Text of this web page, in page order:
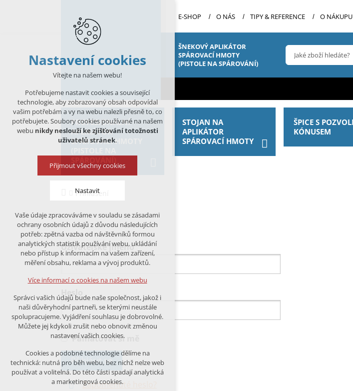
E-SHOP O NÁS TIPY & REFERENCE O NÁKUPU
ŠNEKOVÝ APLIKÁTOR
SPÁROVACÍ HMOTY
(PISTOLE NA SPÁROVÁNÍ)
PROFESIONÁLNÍ
APLIKÁTOR
SPÁROVACÍ HMOTY
STOJAN NA
APLIKÁTOR
SPÁROVACÍ HMOTY
ŠPICE S
KÓNUSEM
Přihlášení
Uživatelské jméno
Heslo
Pamatovat si mě
Přihlásit se
Zapomenuté heslo?
Nastavení cookies
Vítejte na našem webu!
Potřebujeme nastavit cookies a související
technologie, aby zobrazovaný obsah odpovídal
vašim potřebám a vy na webu nalezli přesně to, co
potřebujete. Soubory cookies používané na našem
webu nikdy neslouží ke zjišťování totožnosti
uživatelů stránek.
Přijmout všechny cookies
Nastavit
Technická cookies
nutná pro provozování webu
udržení kontextu stránek (session):
případná přihlášení, volby jazyka,
apod.
analytická pro anonymizované
vyhodnocení návštěvnosti
marketingová cookies (Google)
Přijmout všechny cookies
Vaše údaje zpracováváme v souladu se zásadami
ochrany osobních údajů z důvodu následujících
potřeb: zpětná vazba od návštěvníků formou
analytických statistik používání webu, ukládání
nebo přístup k informacím na vašem zařízení,
měření obsahu, reklama a vývoj produktů.
Více informací o cookies na našem webu
Správci vašich údajů bude naše společnost, jakož i
naši důvěryhodní partneři, se kterými neustále
spolupracujeme. Vyjádření souhlasu je dobrovolné.
Můžete jej kdykoli zrušit nebo obnovit změnou
nastavení vašich cookies.
Cookies a podobné technologie dělíme na
technická: nutná pro běh webu, bez nichž nelze web
používat a volitelná. Do této části spadají analytická
a marketingová cookies.